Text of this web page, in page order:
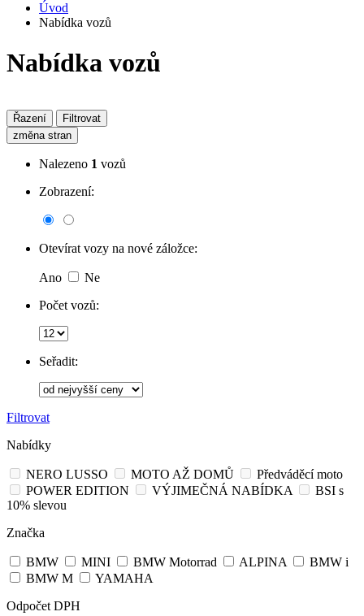
Úvod
Nabídka vozů
Nabídka vozů
Řazení
Filtrovat
změna stran
Nalezeno 1 vozů
Zobrazení:
Otevírat vozy na nové záložce:
Ano
Ne
Počet vozů:
Seřadit:
Filtrovat
Nabídky
NERO LUSSO MOTO AŽ DOMŮ
Předváděcí moto
POWER EDITION
VÝJIMEČNÁ NABÍDKA
BSI s
10% slevou
Značka
BMW MINI BMW Motorrad ALPINA
BMW i
BMW M
YAMAHA
Odpočet DPH